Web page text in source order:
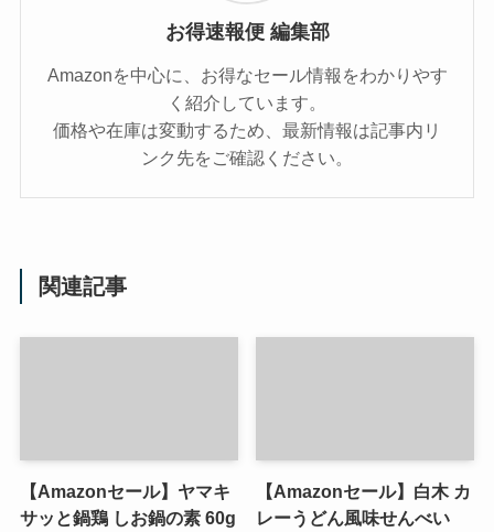
お得速報便 編集部
Amazonを中心に、お得なセール情報をわかりやす
く紹介しています。
価格や在庫は変動するため、最新情報は記事内リ
ンク先をご確認ください。
関連記事
【Amazonセール】ヤマキ
サッと鍋鶏 しお鍋の素 60g
【Amazonセール】白木 カ
レーうどん風味せんべい